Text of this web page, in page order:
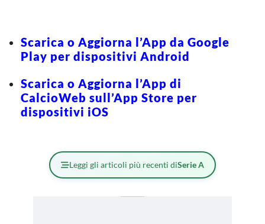
Scarica o Aggiorna l’App da Google
Play per dispositivi Android
Scarica o Aggiorna l’App di
CalcioWeb sull’App Store per
dispositivi iOS
Leggi gli articoli più recenti diSerie A